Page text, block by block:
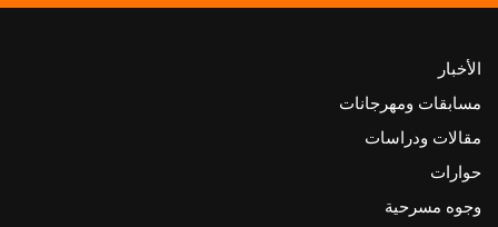
الأخبار
مسابقات ومهرجانات
مقالات ودراسات
حوارات
وجوه مسرحية